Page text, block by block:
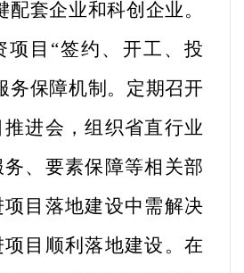
配套企业和科创企业。
项目“签约、开工、投
务保障机制。定期召开
进会，组织省直行业
、要素保障等相关部
目落地建设中需解决
目顺利落地建设。在